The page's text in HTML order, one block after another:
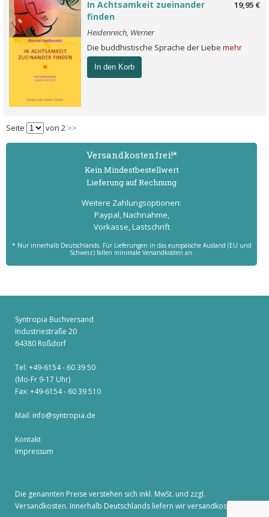
19,95 €
In Achtsamkeit zueinander
finden
Heidenreich, Werner
Die buddhistische Sprache der Liebe mehr
In den Korb
Seite von 2 >>
Versand­kostenfrei!*
Kein Mindest­bestell­wert
Lieferung auf Rechnung
Weitere Zahlungs­optionen:
Paypal, Nachnahme,
Vorkasse, Lastschrift
* Nur innerhalb Deutschlands. Für Lieferungen in das europäische Ausland (EU und
Schweiz) fallen minimale Versandkosten an.
Syntropia Buchversand
Industriestraße 20
64380 Roßdorf
Tel: +49-6154 - 60 39 50
(Mo-Fr 9-17 Uhr)
Fax: +49-6154 - 60 39 510
Mail: info@syntropia.de
Kontakt
Impressum
Die genannten Preise verstehen sich inkl. MwSt. und zzgl.
Versandkosten. Innerhalb Deutschlands liefern wir versandkostenfrei!